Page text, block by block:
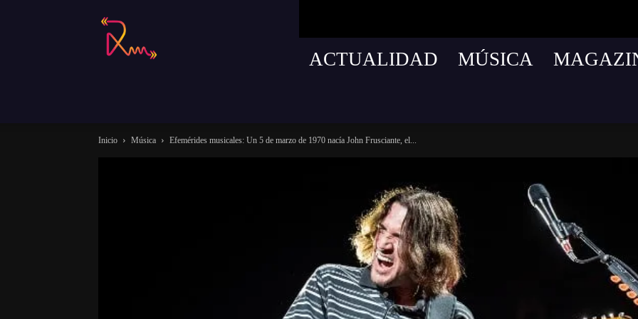
Remusica
ACTUALIDAD MÚSICA
Inicio Música Efemérides musicales: Un 5 de marzo de 1970 nacía John Frusciante, el...